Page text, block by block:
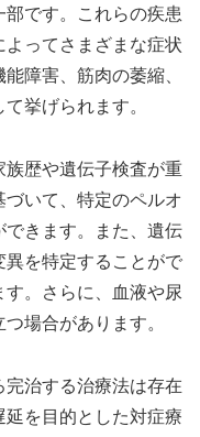
です。これらの疾患
ってさまざまな症状
障害、筋肉の萎縮、
挙げられます。
歴や遺伝子検査が重
いて、特定のペルオ
きます。また、遺伝
を特定することがで
。さらに、血液や尿
場合があります。
治する治療法は存在
延を目的とした対症療